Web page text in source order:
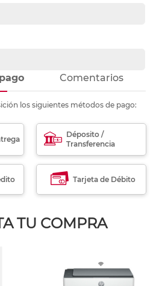
Comentarios
los siguientes métodos de pago:
Déposito /
Transferencia
Tarjeta de Débito
TU COMPRA